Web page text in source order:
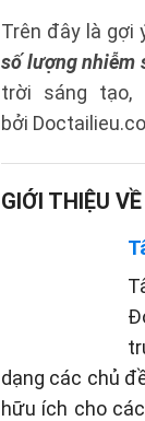
Trên đây là gợi
số lượng nhiễm
trời sáng tạo,
bởi
GIỚI THIỆU
dạng các chủ
hữu ích cho